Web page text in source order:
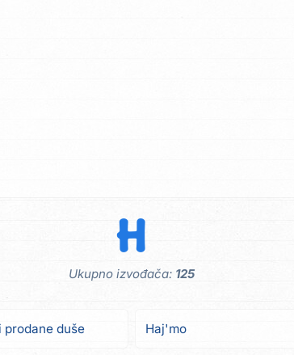
H
Ukupno izvođača: 125
prodane duše Haj'mo